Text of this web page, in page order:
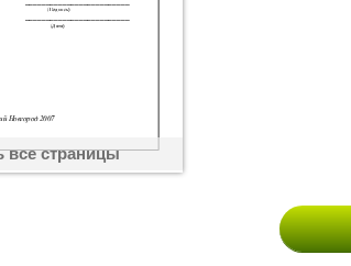
все страницы